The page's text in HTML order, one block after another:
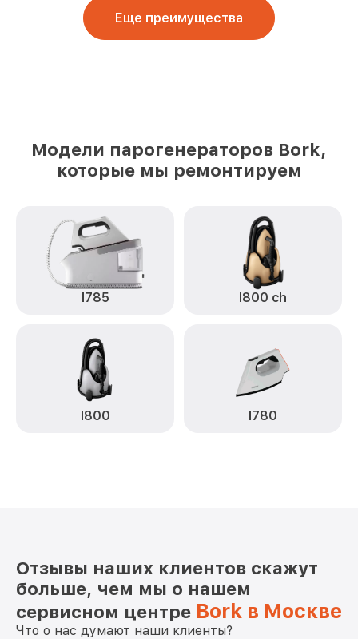
Еще преимущества
Модели парогенераторов Bork,
которые мы ремонтируем
I785 I800 ch
I800 I780
Отзывы наших клиентов скажут
больше, чем мы о нашем
сервисном центре Bork в Москве
Что о нас думают наши клиенты?